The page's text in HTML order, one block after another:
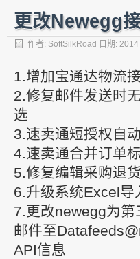
更改Newegg
作者: SoftSilkRoad 日期: 2014
1.增加宝通达物流
2.修复邮件发送时
选
3.速卖通短授权自
4.速卖通合并订单
5.修复编辑采购退
6.升级系统Excel导
7.更改newegg为
邮件至
API信息